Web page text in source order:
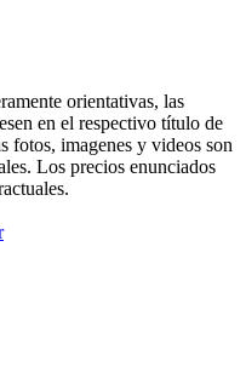
orientativas, las
en el respectivo título de
fotos, imagenes y videos son
Los precios enunciados